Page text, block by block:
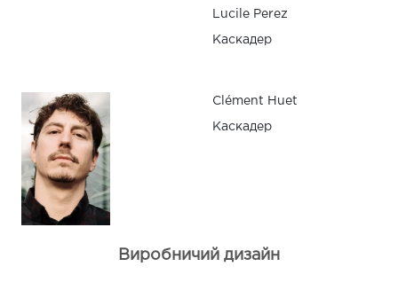
Lucile Perez
Каскадер
Clément Huet
Каскадер
Виробничий дизайн